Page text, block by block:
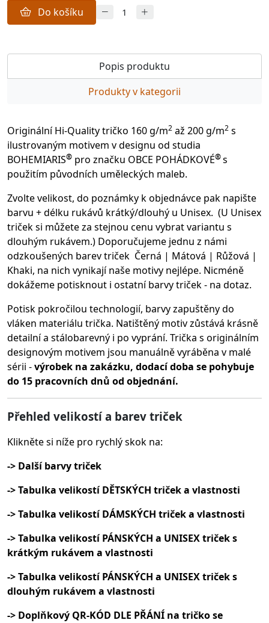
Do košíku
Popis produktu
Produkty v kategorii
Originální Hi-Quality tričko 160 g/m2 až 200 g/m2 s
ilustrovaným motivem v designu od studia
BOHEMIARIS® pro značku OBCE POHÁDKOVÉ®s
použitím původních uměleckých maleb.
Zvolte velikost, do poznámky k objednávce pak napište
barvu + délku rukávů krátký/dlouhý u Unisex. (U Unisex
triček si můžete za stejnou cenu vybrat variantu s
dlouhým rukávem.) Doporučujeme jednu z námi
odzkoušených barev triček Černá | Mátová | Růžová |
Khaki, na nich vynikají naše motivy nejlépe. Nicméně
dokážeme potisknout i ostatní barvy triček - na dotaz.
Potisk pokročilou technologií, barvy zapuštěny do
vláken materiálu trička. Natištěný motiv zůstává krásně
detailní a stálobarevný i po vyprání. Trička s originálním
designovým motivem jsou manuálně vyráběna v malé
sérii -výrobek na zakázku, dodací doba se pohybuje
do 15 pracovních dnů od objednání.
Přehled velikostí a barev triček
Klikněte si níže pro rychlý skok na:
-> Další barvy triček
-> Tabulka velikostí DĚTSKÝCH triček a vlastnosti
-> Tabulka velikostí DÁMSKÝCH triček a vlastnosti
-> Tabulka velikostí PÁNSKÝCH a UNISEX triček s
krátkým rukávem a vlastnosti
-> Tabulka velikostí PÁNSKÝCH a UNISEX triček s
dlouhým rukávem a vlastnosti
-> Doplňkový QR-KÓD DLE PŘÁNÍ na tričko se